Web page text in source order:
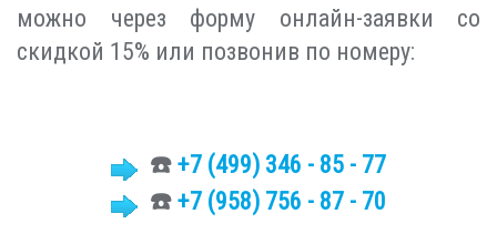
можно через форму онлайн-заявки со
скидкой 15% или позвонив по номеру:
☎️ +7 (499) 346 - 85 - 77
☎️ +7 (958) 756 - 87 - 70